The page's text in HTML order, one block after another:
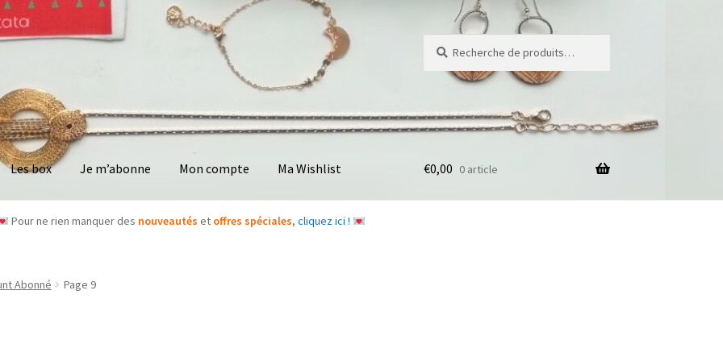
pour :
Les box Je m’abonne Mon compte Ma Wishlist €0,00 0 article
Pour ne rien manquer des nouveautés et offres spéciales, cliquez ici !
Abonné Page 9